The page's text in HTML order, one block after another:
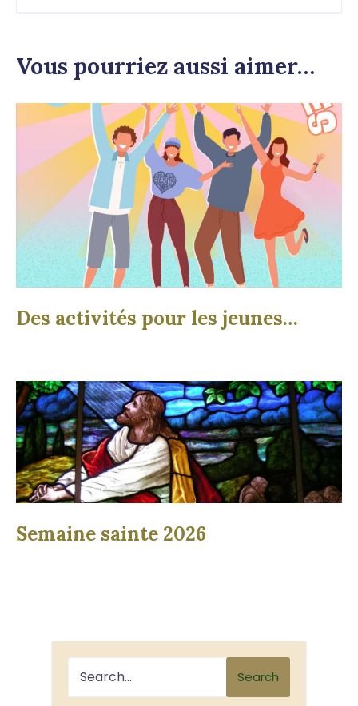
Vous pourriez aussi aimer…
Des activités pour les jeunes…
Semaine sainte 2026
Search